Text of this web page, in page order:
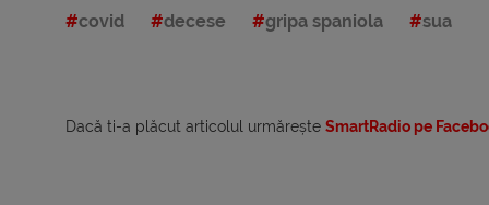
covid decese gripa spaniola sua
Dacă ti-a plăcut articolul urmărește SmartRadio pe